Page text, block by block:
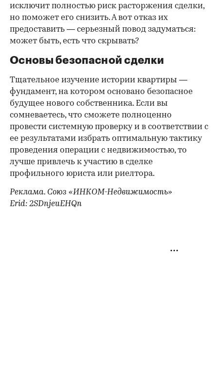
исключит полностью риск расторжения сделки,
но поможет его снизить. А вот отказ их
предоставить — серьезный повод задуматься:
может быть, есть что скрывать?
Основы безопасной сделки
Тщательное изучение истории квартиры —
фундамент, на котором основано безопасное
будущее нового собственника. Если вы
сомневаетесь, что сможете полноценно
провести системную проверку и в соответствии с
ее результатами избрать оптимальную тактику
проведения операции с недвижимостью, то
лучше привлечь к участию в сделке
профильного юриста или риелтора.
Реклама. Союз «ИНКОМ-Недвижимость»
Erid: 2SDnjeuEHQn